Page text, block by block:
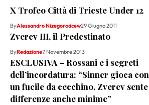
X Trofeo Città di Trieste Under 12
ByAlessandro Nizegorodcew29 Giugno 2011
Zverev III, il Predestinato
ByRedazione7 Novembre 2013
ESCLUSIVA – Rossani e i segreti
dell’incordatura: “Sinner gioca con
un fucile da cecchino. Zverev sente
differenze anche minime”